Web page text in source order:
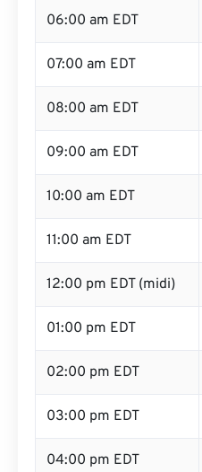
06:00 am EDT
07:00 am EDT
08:00 am EDT
09:00 am EDT
10:00 am EDT
11:00 am EDT
12:00 pm EDT (midi)
01:00 pm EDT
02:00 pm EDT
03:00 pm EDT
04:00 pm EDT